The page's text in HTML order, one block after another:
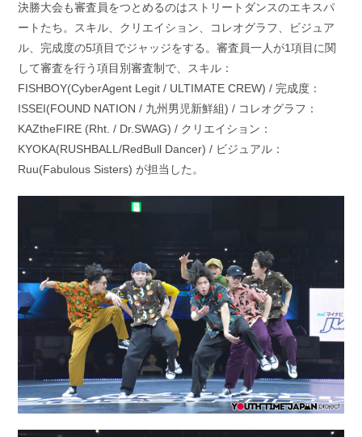
決勝大会も審査員をつとめるのはストリートダンスのエキスパ
ートたち。スキル、クリエイション、コレオグラフ、ビジュア
ル、完成度の5項目でジャッジをする。審査員一人が1項目に関
して審査を行う項目別審査制で、スキル：
FISHBOY(CyberAgent Legit / ULTIMATE CREW) / 完成度：
ISSEI(FOUND NATION / 九州男児新鮮組) / コレオグラフ：
KAZtheFIRE (Rht. / Dr.SWAG) / クリエイション：
KYOKA(RUSHBALL/RedBull Dancer) / ビジュアル：
Ruu(Fabulous Sisters) が担当した。